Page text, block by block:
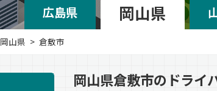
広島県 岡山県
岡山県 倉敷市
岡山県倉敷市のドライ